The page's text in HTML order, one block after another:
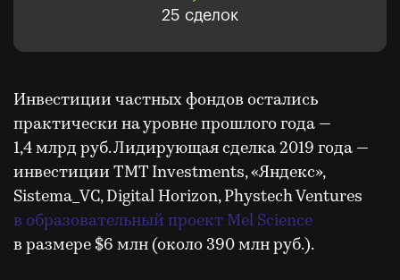
25 сделок
Инвестиции частных фондов остались
практически на уровне прошлого года —
1,4 млрд руб. Лидирующая сделка 2019 года —
инвестиции TMT Investments, «Яндекс»,
Sistema_VC, Digital Horizon, Phystech Ventures
в образовательный проект Mel Science
в размере $6 млн (около 390 млн руб.).